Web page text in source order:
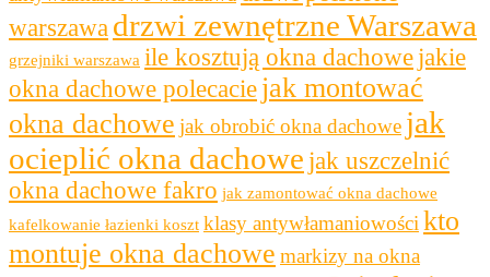
warszawa drzwi zewnętrzne Warszawa
grzejniki warszawa ile kosztują okna dachowe jakie
okna dachowe polecacie jak montować
okna dachowe jak obrobić okna dachowe jak
ocieplić okna dachowe jak uszczelnić
okna dachowe fakro jak zamontować okna dachowe
kafelkowanie łazienki koszt klasy antywłamaniowości kto
montuje okna dachowe markizy na okna